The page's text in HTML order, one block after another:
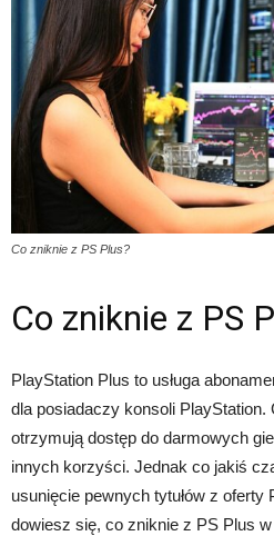
Co zniknie z PS Plus?
Co zniknie z PS
PlayStation Plus to usługa
dla posiadaczy konsoli PlayStation.
otrzymują dostęp do darmowych
innych korzyści. Jednak co jakiś
usunięcie pewnych tytułów z
dowiesz się, co zniknie z PS Plus